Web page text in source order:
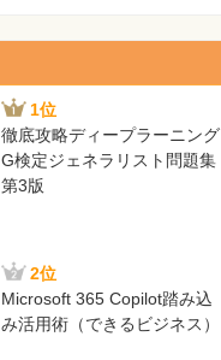
1位
徹底攻略ディープラーニング
G検定ジェネラリスト問題集
第3版
2位
Microsoft 365 Copilot踏み込
み活用術（できるビジネス）